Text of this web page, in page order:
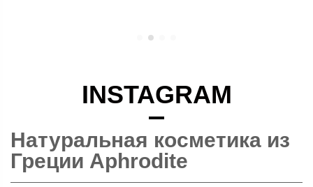
INSTAGRAM
Натуральная косметика из
Греции Aphrodite